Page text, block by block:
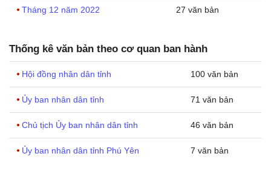
Tháng 12 năm 2022 27 văn bản
Thống kê văn bản theo cơ quan ban hành
Hội đồng nhân dân tỉnh 100 văn bản
Ủy ban nhân dân tỉnh 71 văn bản
Chủ tịch Ủy ban nhân dân tỉnh 46 văn bản
Ủy ban nhân dân tỉnh Phú Yên 7 văn bản